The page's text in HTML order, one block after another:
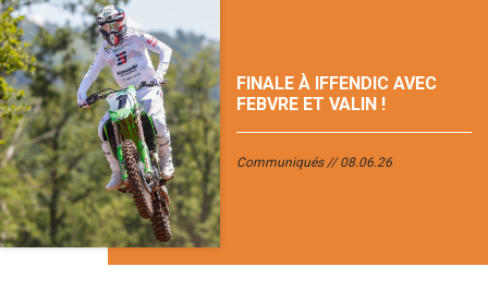
FINALE À IFFENDIC AVEC
FEBVRE ET VALIN !
Communiqués 08.06.26